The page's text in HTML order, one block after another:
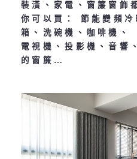
裝潢、家電、窗簾窗
你可以買： 節能變頻
箱、洗碗機、咖啡機
電視機、投影機、音響
的窗簾…